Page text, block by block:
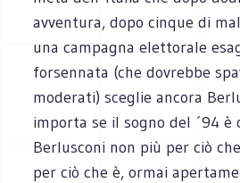
avventura, dopo cinque di
una campagna elettorale
forsennata (che dovrebbe
moderati) sceglie ancora
importa se il sogno del ´94 è
Berlusconi non più per ciò
per ciò che è, ormai